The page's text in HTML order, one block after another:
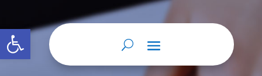
Abrir barra de herramientas